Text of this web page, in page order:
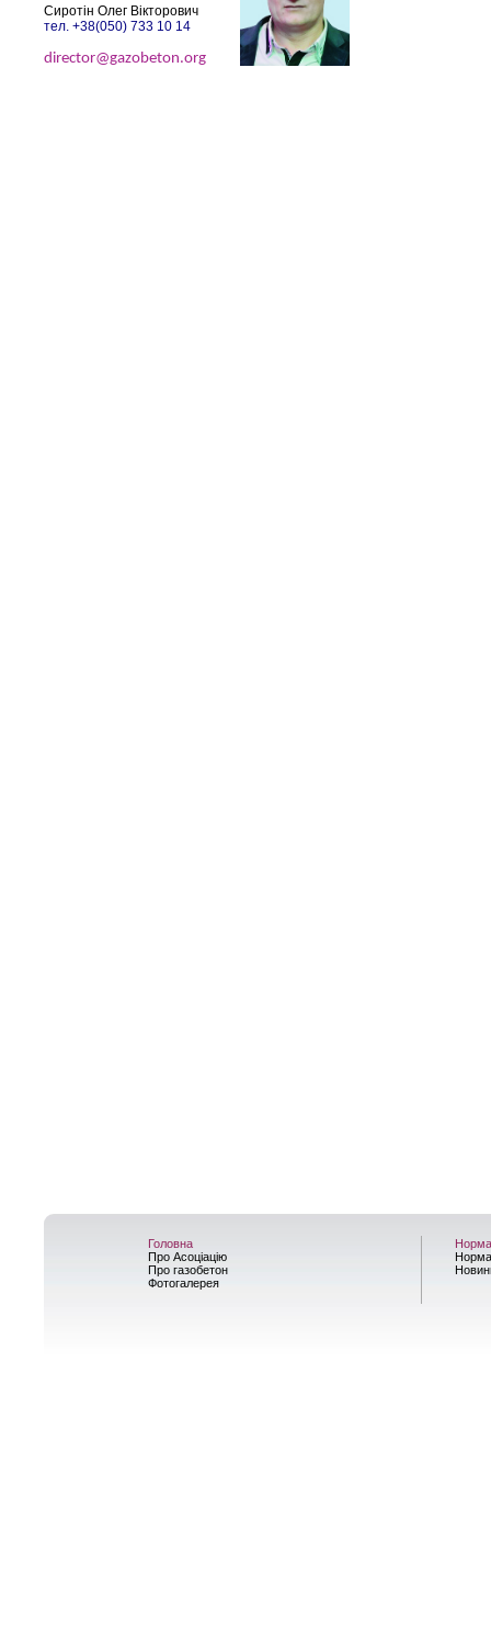
Cиротін Олег Вікторович
тел. +38(050) 733 10 14
director@gazobeton.org
Головна
Про Асоціацію
Про газобетон
Фотогалерея